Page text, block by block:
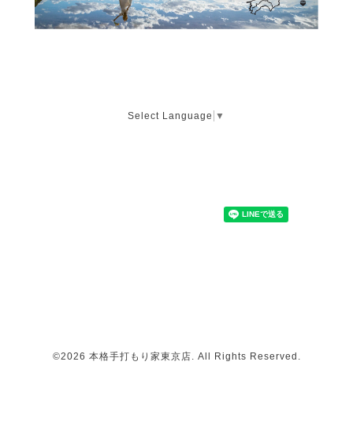
Select Language ▼
©2026 本格手打もり家東京店. All Rights Reserved.